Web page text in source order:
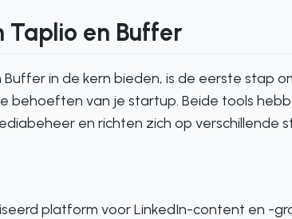
Taplio en Buffer
Buffer in de kern bieden, is de eerste stap
behoeften van je startup. Beide tools
en richten zich op verschillende
platform voor LinkedIn-content en -